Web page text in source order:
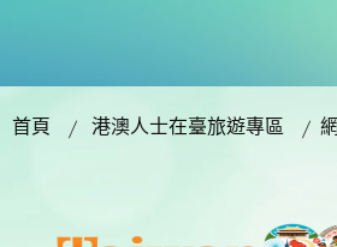
首頁 港澳人士在臺旅遊專區